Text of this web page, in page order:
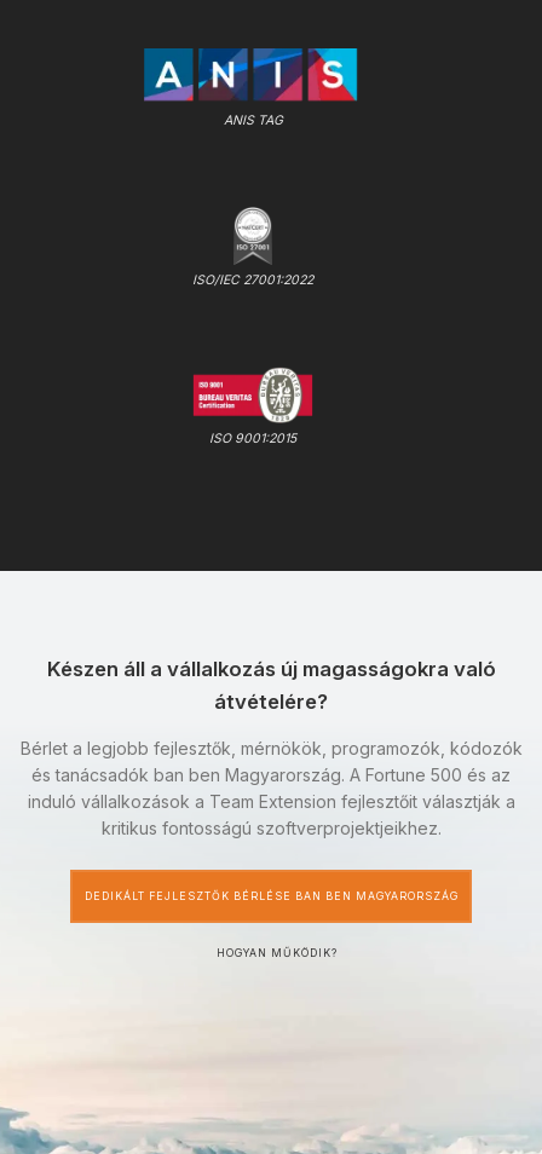
ANIS TAG
ISO/IEC 27001:2022
ISO 9001:2015
Készen áll a vállalkozás új magasságokra való
átvételére?
Bérlet a legjobb fejlesztők, mérnökök, programozók, kódozók
és tanácsadók ban ben Magyarország. A Fortune 500 és az
induló vállalkozások a Team Extension fejlesztőit választják a
kritikus fontosságú szoftverprojektjeikhez.
DEDIKÁLT FEJLESZTŐK BÉRLÉSE BAN BEN MAGYARORSZÁG
HOGYAN MŰKÖDIK?